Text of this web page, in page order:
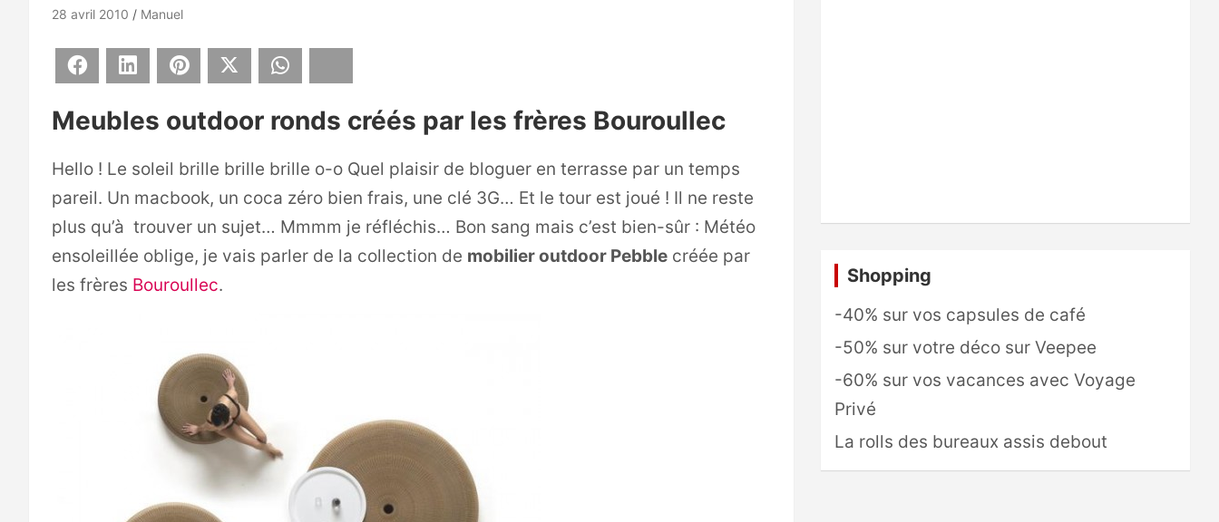
28 avril 2010 Manuel
Facebook LinkedIn Pinterest
Meubles outdoor ronds créés par les frères Bouroullec
Hello ! Le soleil brille brille brille o-o Quel plaisir de bloguer en terrasse par un temps
pareil. Un macbook, un coca zéro bien frais, une clé 3G… Et le tour est joué ! Il ne reste
plus qu’à trouver un sujet… Mmmm je réfléchis… Bon sang mais c’est bien-sûr : Météo
ensoleillée oblige, je vais parler de la collection de mobilier outdoor Pebble créée par
les frères Bouroullec. Shopping
-40% sur vos capsules de café
-50% sur votre déco sur Veepee
-60% sur vos vacances avec Voyage
Privé
La rolls des bureaux assis debout